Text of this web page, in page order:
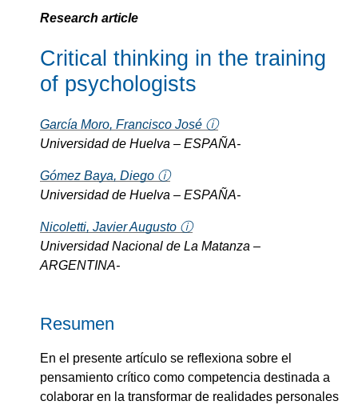
Research article
Critical thinking in the training
of psychologists
García Moro, Francisco José ⓘ
Universidad de Huelva – ESPAÑA-
Gómez Baya, Diego ⓘ
Universidad de Huelva – ESPAÑA-
Nicoletti, Javier Augusto ⓘ
Universidad Nacional de La Matanza –
ARGENTINA-
Resumen
En el presente artículo se reflexiona sobre el
pensamiento crítico como competencia destinada a
colaborar en la transformar de realidades personales